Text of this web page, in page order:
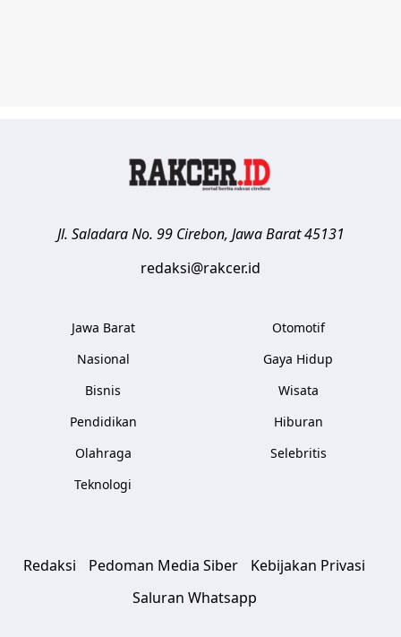
Jl. Saladara No. 99 Cirebon, Jawa Barat 45131
redaksi@rakcer.id
Jawa Barat
Nasional
Bisnis
Pendidikan
Olahraga
Teknologi
Otomotif
Gaya Hidup
Wisata
Hiburan
Selebritis
Redaksi Pedoman Media Siber
Kebijakan Privasi
Saluran Whatsapp